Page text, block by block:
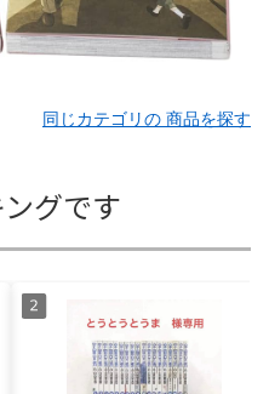
同じカテゴリの 商品を探す
グです